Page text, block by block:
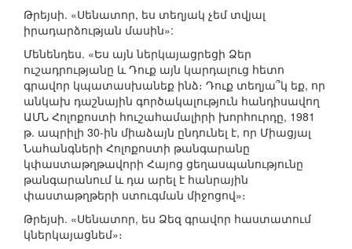
Թրեյսի. «Սենատոր, ես տեղյակ չեմ տվյալ
իրադարձության մասին»:
Մենենդես. «Ես այն ներկայացրեցի Ձեր
ուշադրությանը և Դուք այն կարդալուց հետո
գրավոր կպատասխանեք ինձ։ Դուք տեղյա՞կ եք, որ
անկախ դաշնային գործակալություն հանդիսավող
ԱՄՆ Հոլոքոստի հուշահամալիրի խորհուրդը, 1981
թ. ապրիլի 30-ին միաձայն ընդունել է, որ Միացյալ
Նահանգների Հոլոքոստի թանգարանը
կփաստաթղթավորի Հայոց ցեղասպանությունը
թանգարանում և դա արել է հանրային
փաստաթղթերի ստուգման միջոցով»։
Թրեյսի. «Սենատոր, ես Ձեզ գրավոր հաստատում
կներկայացնեմ»։